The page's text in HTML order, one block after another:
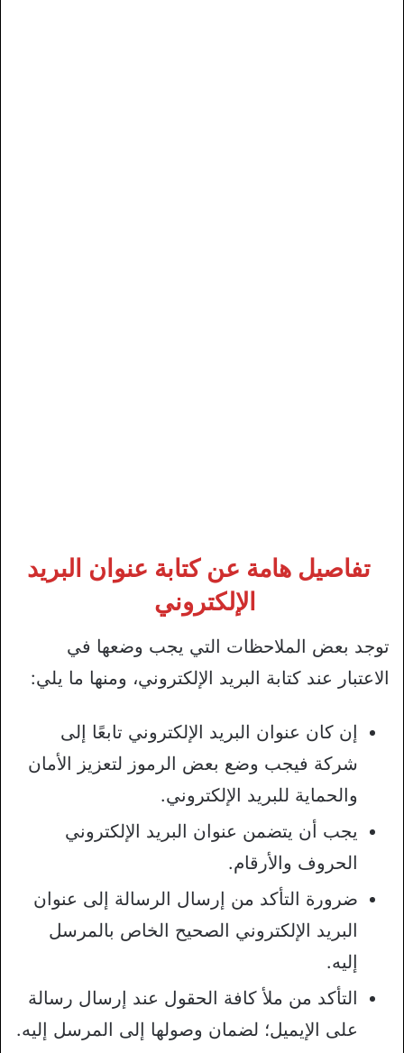
تفاصيل هامة عن كتابة عنوان البريد
الإلكتروني
توجد بعض الملاحظات التي يجب وضعها في
الاعتبار عند كتابة البريد الإلكتروني، ومنها ما يلي:
إن كان عنوان البريد الإلكتروني تابعًا إلى
شركة فيجب وضع بعض الرموز لتعزيز الأمان
والحماية للبريد الإلكتروني.
يجب أن يتضمن عنوان البريد الإلكتروني
الحروف والأرقام.
ضرورة التأكد من إرسال الرسالة إلى عنوان
البريد الإلكتروني الصحيح الخاص بالمرسل
إليه.
التأكد من ملأ كافة الحقول عند إرسال رسالة
على الإيميل؛ لضمان وصولها إلى المرسل إليه.